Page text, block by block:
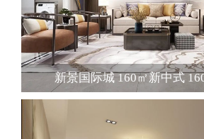
新景国际城 160㎡新中式